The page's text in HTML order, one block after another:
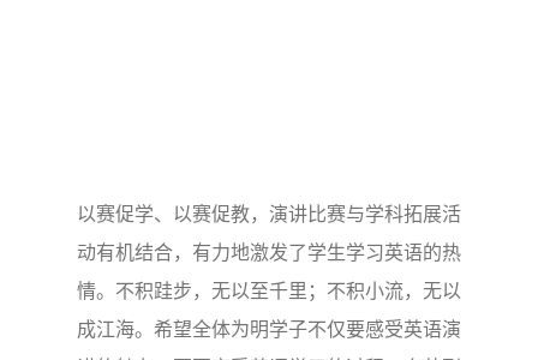
以赛促学、以赛促教，演讲比赛与学科拓展活
动有机结合，有力地激发了学生学习英语的热
情。不积跬步，无以至千里；不积小流，无以
成江海。希望全体为明学子不仅要感受英语演